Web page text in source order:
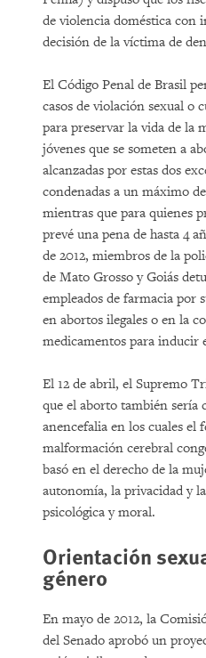
de violencia doméstica con
decisión de la víctima de
El Código Penal de Brasil
casos de violación sexual o
para preservar la vida de la
jóvenes que se someten a
alcanzadas por estas dos
condenadas a un máximo
mientras que para quienes
prevé una pena de hasta 4
de 2012, miembros de la
de Mato Grosso y Goiás
empleados de farmacia por
en abortos ilegales o en la
medicamentos para inducir
El 12 de abril, el Supremo
que el aborto también sería
anencefalia en los cuales el
malformación cerebral
basó en el derecho de la
autonomía, la privacidad y
psicológica y moral.
Orientación
género
En mayo de 2012, la
del Senado aprobó un